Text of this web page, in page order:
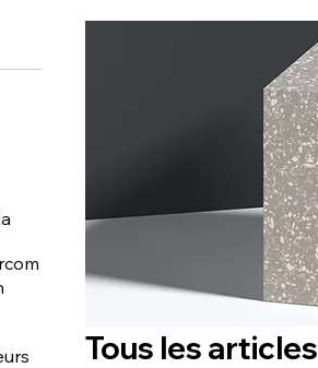
Tous les articles